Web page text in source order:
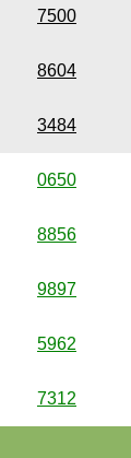
7500
8604
3484
0650
8856
9897
5962
7312